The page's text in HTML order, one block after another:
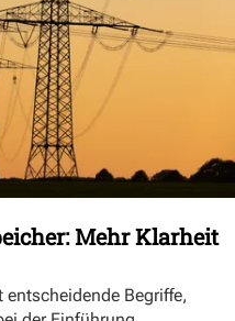
Mehr Klarheit
Begriffe,